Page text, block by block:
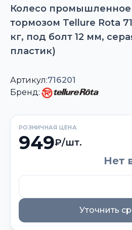
Колесо промышленное
тормозом Tellure Rota
кг, под болт 12 мм,
пластик)
Артикул:716201
Бренд:
РОЗНИЧНАЯ ЦЕНА
949₽/шт.
Нет
Уточнить